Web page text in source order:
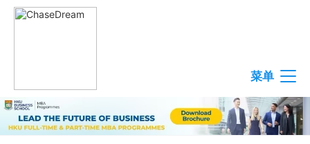
菜单